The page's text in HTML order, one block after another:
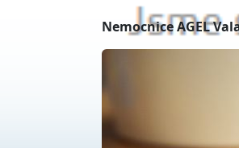
Nemocnice AGEL